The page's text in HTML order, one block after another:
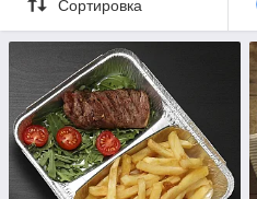
Сортировка